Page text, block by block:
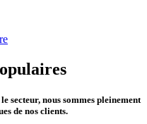
secteur, nous sommes pleinement
de nos clients.